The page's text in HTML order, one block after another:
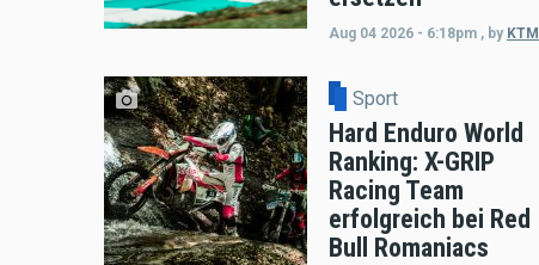
Aug 04 2026 - 6:18pm , by KTM
Sport
Hard Enduro World
Ranking: X-GRIP
Racing Team
erfolgreich bei Red
Bull Romaniacs